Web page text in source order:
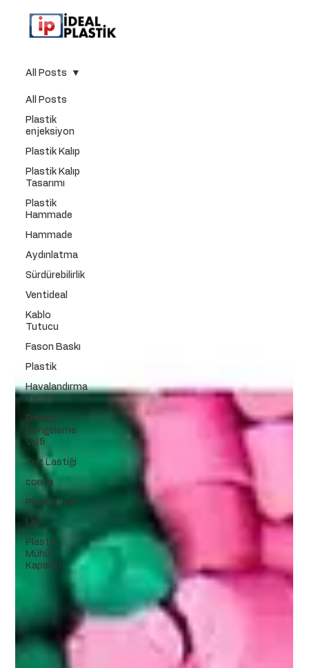
All Posts
Plastik
enjeksiyon
Plastik Kalıp
Plastik Kalıp
Tasarımı
Plastik
Hammade
Hammade
Aydınlatma
Sürdürebilirlik
Ventideal
Kablo
Tutucu
Fason Baskı
Plastik
Havalandırma
Tapası
Basınç
Dengeleme
Valfi
Toz Lastiği
conta
Plastik Led
Led
Plastik
Mühür
Kapsülü
All Posts